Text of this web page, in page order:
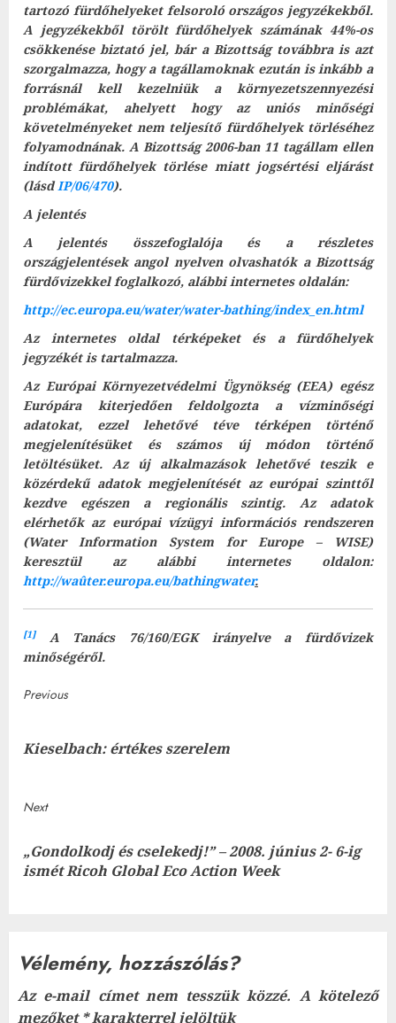
tartozó fürdőhelyeket felsoroló országos jegyzékekből.
A jegyzékekből törölt fürdőhelyek számának 44%-os
csökkenése biztató jel, bár a Bizottság továbbra is azt
szorgalmazza, hogy a tagállamoknak ezután is inkább a
forrásnál kell kezelniük a környezetszennyezési
problémákat, ahelyett hogy az uniós minőségi
követelményeket nem teljesítő fürdőhelyek törléséhez
folyamodnának. A Bizottság 2006-ban 11 tagállam ellen
indított fürdőhelyek törlése miatt jogsértési eljárást
(lásdIP/06/470).
A jelentés
A jelentés összefoglalója és a részletes
országjelentések angol nyelven olvashatók a Bizottság
fürdővizekkel foglalkozó, alábbi internetes oldalán:
http://ec.europa.eu/water/water-bathing/index_en.html
Az internetes oldal térképeket és a fürdőhelyek
jegyzékét is tartalmazza.
Az Európai Környezetvédelmi Ügynökség (EEA) egész
Európára kiterjedően feldolgozta a vízminőségi
adatokat, ezzel lehetővé téve térképen történő
megjelenítésüket és számos új módon történő
letöltésüket. Az új alkalmazások lehetővé teszik e
közérdekű adatok megjelenítését az európai szinttől
kezdve egészen a regionális szintig. Az adatok
elérhetők az európai vízügyi információs rendszeren
(Water Information System for Europe – WISE)
keresztül az alábbi internetes oldalon:
http://waûter.europa.eu/bathingwater.
[1]A Tanács 76/160/EGK irányelve a fürdővizek
minőségéről.
Post
navigation
Previous
Kieselbach: értékes szerelem
Next
Next
post:
„Gondolkodj és cselekedj!” – 2008. június 2- 6-ig
ismét Ricoh Global Eco Action Week
Vélemény, hozzászólás?
Az e-mail címet nem tesszük közzé. A kötelező
mezőket*karakterrel jelöltük